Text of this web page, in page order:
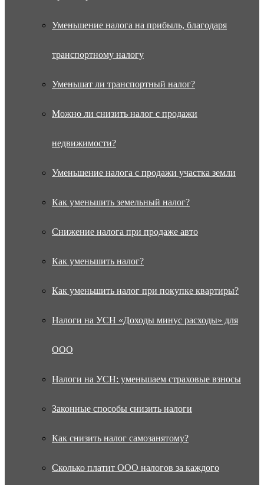
Уменьшение налога на прибыль, благодаря
транспортному налогу
Уменьшат ли транспортный налог?
Можно ли снизить налог с продажи
недвижимости?
Уменьшение налога с продажи участка земли
Как уменьшить земельный налог?
Снижение налога при продаже авто
Как уменьшить налог?
Как уменьшить налог при покупке квартиры?
Налоги на УСН «Доходы минус расходы» для
ООО
Налоги на УСН: уменьшаем страховые взносы
Законные способы снизить налоги
Как снизить налог самозанятому?
Сколько платит ООО налогов за каждого